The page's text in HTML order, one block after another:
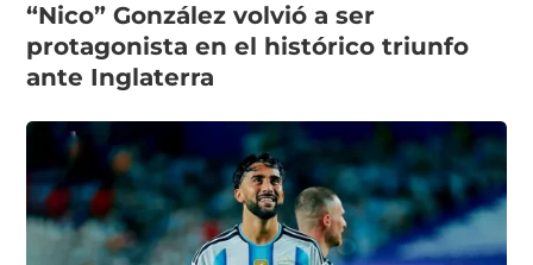
“Nico” González volvió a ser
protagonista en el histórico triunfo
ante Inglaterra